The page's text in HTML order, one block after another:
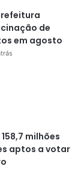
de
em agosto
milhões
aptos a votar